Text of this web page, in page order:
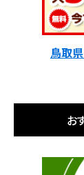
鳥取
お